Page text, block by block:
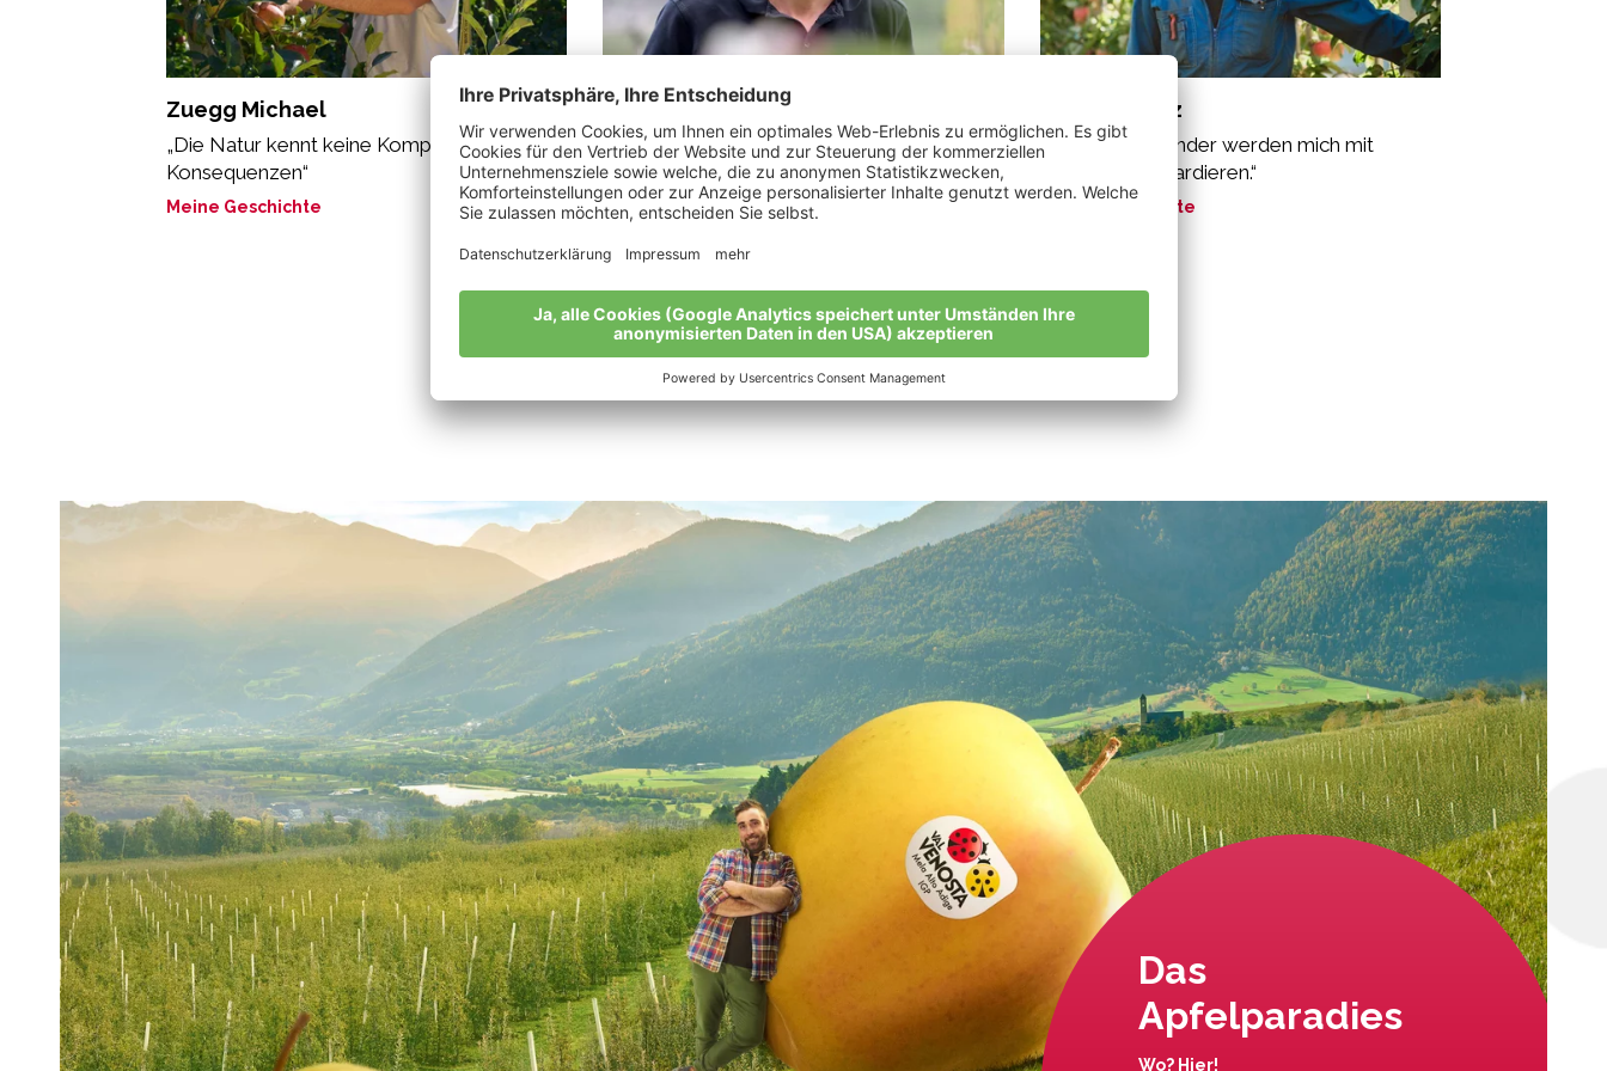
Zuegg Michael
„Die Natur kennt keine Kompromisse, nur
Konsequenzen“
Meine Geschichte
Pinzger Martin
“Die Äpfel. Ein Naturtalent.”
Meine Geschichte
Metz Vinzenz
„Meine Enkelkinder werden mich mit
Neugier bombardieren.“
Meine Geschichte
Alle Bio-Bauern im Überblick
Das
Apfelparadies
Wo? Hier!